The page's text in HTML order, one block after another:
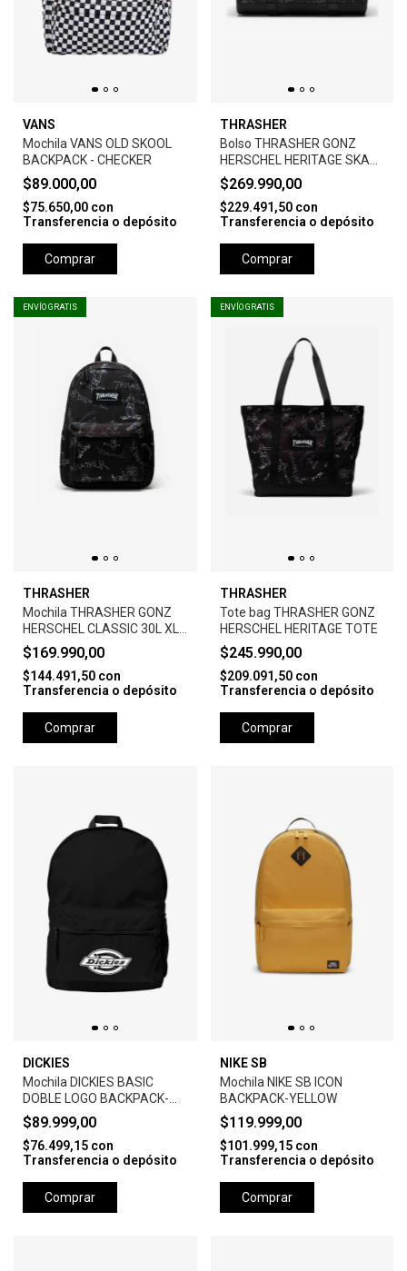
VANS
Mochila VANS OLD SKOOL
BACKPACK - CHECKER
$89.000,00
$75.650,00 con
Transferencia o depósito
Comprar
THRASHER
Bolso THRASHER GONZ
HERSCHEL HERITAGE SKATE
DUFFLE
$269.990,00
$229.491,50 con
Transferencia o depósito
Comprar
ENVÍO GRATIS
THRASHER
Mochila THRASHER GONZ
HERSCHEL CLASSIC 30L XL
BACKPACK
$169.990,00
$144.491,50 con
Transferencia o depósito
Comprar
ENVÍO GRATIS
THRASHER
Tote bag THRASHER GONZ
HERSCHEL HERITAGE TOTE
$245.990,00
$209.091,50 con
Transferencia o depósito
Comprar
DICKIES
Mochila DICKIES BASIC
DOBLE LOGO BACKPACK-
BLACK
$89.999,00
$76.499,15 con
Transferencia o depósito
Comprar
NIKE SB
Mochila NIKE SB ICON
BACKPACK-YELLOW
$119.999,00
$101.999,15 con
Transferencia o depósito
Comprar